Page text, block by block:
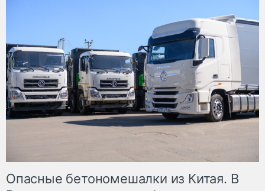
Опасные бетономешалки из Китая. В